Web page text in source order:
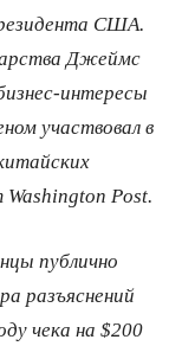
США.
Джеймс
интересы
участвовал в
Post.
публично
разъяснений
чека на $200